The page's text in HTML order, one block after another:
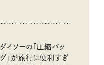
ダイソーの「圧縮バッ
グ」が旅行に便利すぎ